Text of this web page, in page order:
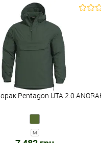
Pentagon UTA 2.0
M